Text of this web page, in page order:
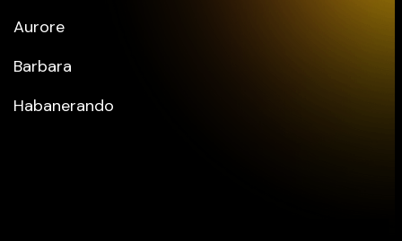
Aurore
Barbara
Habanerando